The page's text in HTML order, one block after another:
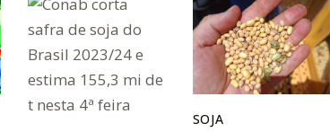
SOJA